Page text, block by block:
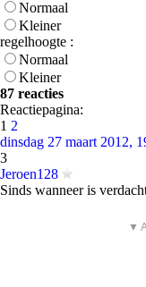
Normaal
Kleiner
regelhoogte :
Normaal
Kleiner
87 reacties
Reactiepagina:
1 2
dinsdag 27 maart 2012,
3
Jeroen128
Sinds wanneer is
▼